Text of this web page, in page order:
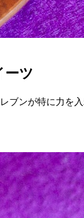
ーツ
ブンが特に力を